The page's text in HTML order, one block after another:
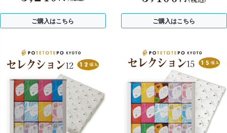
ご購入はこちら ご購入はこちら